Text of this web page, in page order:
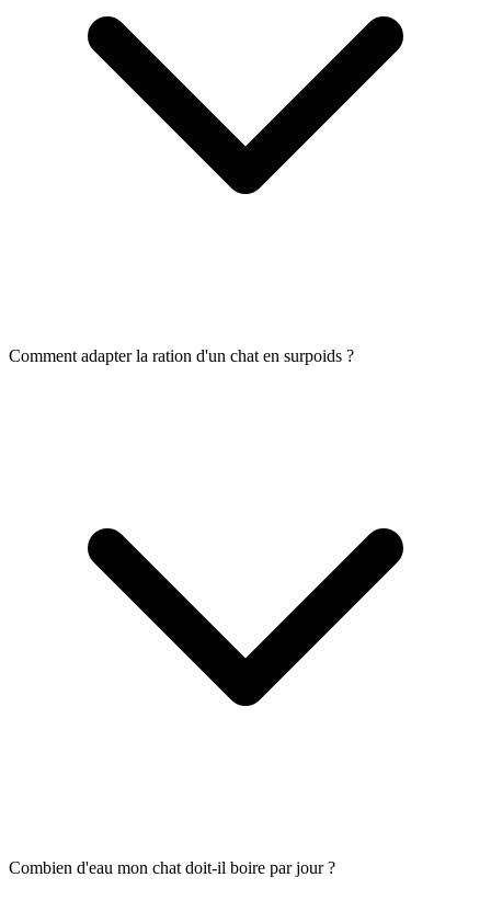
Comment adapter la ration d'un chat en surpoids ?
Combien d'eau mon chat doit-il boire par jour ?